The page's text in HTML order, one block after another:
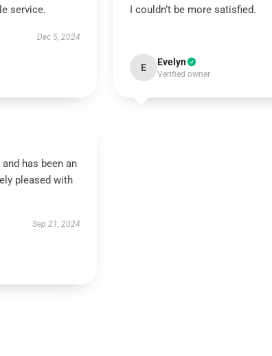
service.
Dec 5, 2024
I couldn’t be more satisfied.
E Evelyn
Verified owner
has been an
pleased with
Sep 21, 2024